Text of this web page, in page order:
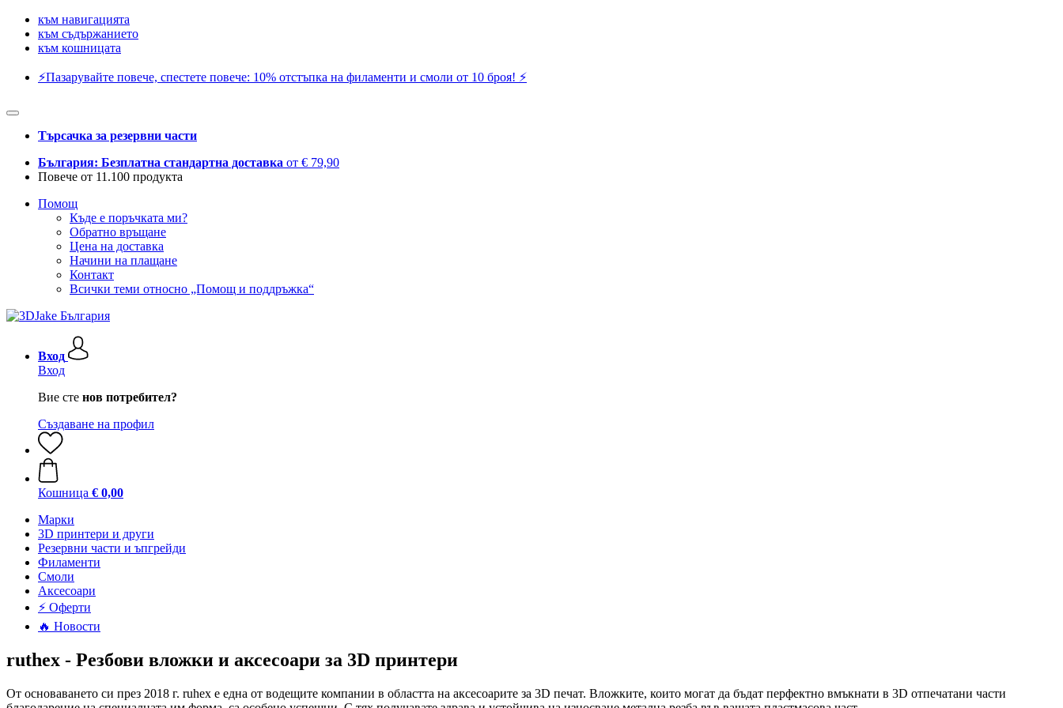
към навигацията
към съдържанието
към кошницата
⚡️Пазарувайте повече, спестете повече: 10% отстъпка на филаменти и смоли от 10 броя! ⚡️
Търсачка за резервни части
България: Безплатна стандартна доставка от € 79,90
Повече от 11.100 продукта
Помощ
Къде е поръчката ми?
Обратно връщане
Цена на доставка
Начини на плащане
Контакт
Всички теми относно „Помощ и поддръжка“
Вход
Вход
Вие сте нов потребител?
Създаване на профил
Кошница € 0,00
Mарки
3D принтери и други
Резервни части и ъпгрейди
Филаменти
Смоли
Аксесоари
⚡ Оферти
🔥 Новости
ruthex - Резбови вложки и аксесоари за 3D принтери
От основаването си през 2018 г. ruhex е една от водещите компании в областта на аксесоарите за 3D печат. Вложките, които могат да бъдат перфектно вмъкнати в 3D отпечатани части